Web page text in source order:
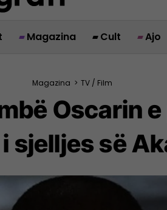
Magazina Cult Ajo
Magazina > TV / Film
Oscarin
sjelljes së